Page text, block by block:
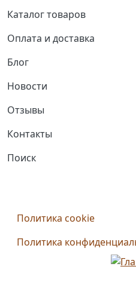
Каталог товаров
Оплата и доставка
Блог
Новости
Отзывы
Контакты
Поиск
Политика cookie
Политика